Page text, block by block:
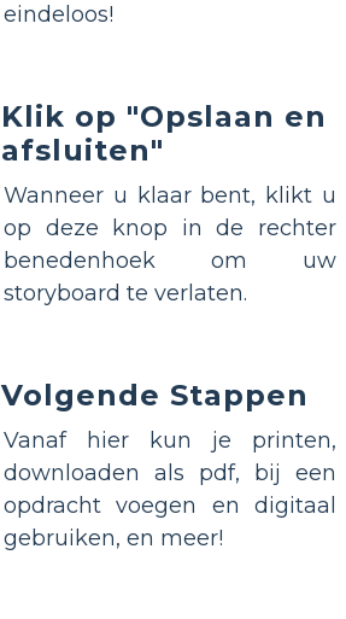
eindeloos!
Klik op "Opslaan en
afsluiten"
Wanneer u klaar bent, klikt u
op deze knop in de rechter
benedenhoek om uw
storyboard te verlaten.
Volgende Stappen
Vanaf hier kun je printen,
downloaden als pdf, bij een
opdracht voegen en digitaal
gebruiken, en meer!